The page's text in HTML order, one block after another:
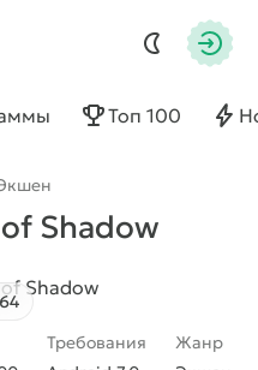
Топ 100
Shadow
Требования
Жанр